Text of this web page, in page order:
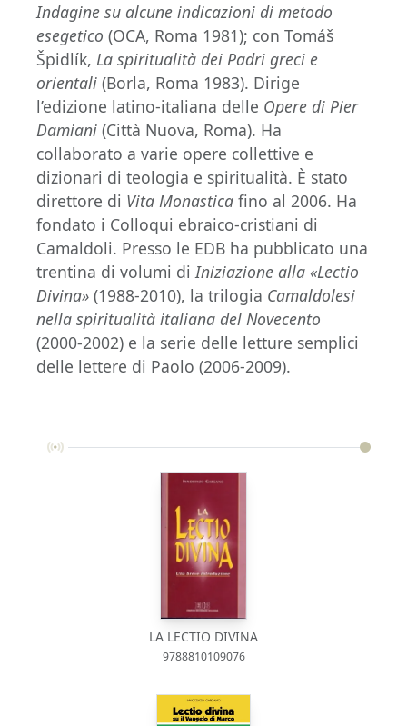
Indagine su alcune indicazioni di metodo
esegetico (OCA, Roma 1981); con Tomáš
Špidlík, La spiritualità dei Padri greci e
orientali (Borla, Roma 1983). Dirige
l’edizione latino-italiana delle Opere di Pier
Damiani (Città Nuova, Roma). Ha
collaborato a varie opere collettive e
dizionari di teologia e spiritualità. È stato
direttore di Vita Monastica fino al 2006. Ha
fondato i Colloqui ebraico-cristiani di
Camaldoli. Presso le EDB ha pubblicato una
trentina di volumi diIniziazione alla «Lectio
Divina» (1988-2010), la trilogia Camaldolesi
nella spiritualità italiana del Novecento
(2000-2002) e la serie delle letture semplici
delle lettere di Paolo (2006-2009).
LA LECTIO DIVINA
9788810109076